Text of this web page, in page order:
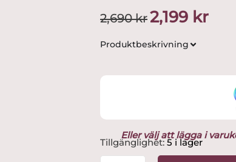
2,690kr Det
ursprungliga
priset
2,199 krDet
Produktbeskrivning
Eller välj att lägga i
Tillgänglighet: 5 i lager
IIttala
-